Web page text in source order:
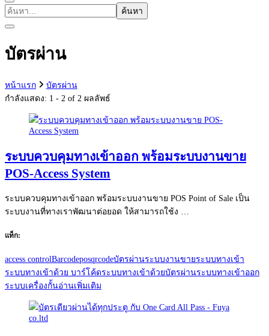
ค้นหา
บัตรผ่าน
หน้าแรก
บัตรผ่าน
กำลังแสดง: 1 - 2 of 2 ผลลัพธ์
ระบบควบคุมทางเข้าออก พร้อมระบบงานขาย
POS-Access System
ระบบควบคุมทางเข้าออก พร้อมระบบงานขาย POS Point of Sale เป็น
ระบบงานที่ทางเราพัฒนาต่อยอด ให้สามารถใช้ง …
แท็ก:
access controlBarcodeposqrcodeบัตรผ่านระบบงานขายระบบทางเข้า
ระบบทางเข้าด้วย บาร์โค้ดระบบทางเข้าด้วยบัตรผ่านระบบทางเข้าออก
ระบบเครื่องกั้นอ่านเพิ่มเติม